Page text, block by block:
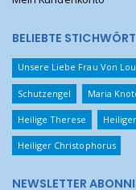
BELIEBTE
Unsere Liebe Frau Von
Schutzengel Maria
Heilige Therese
Heiliger Christophorus
NEWSLETTER